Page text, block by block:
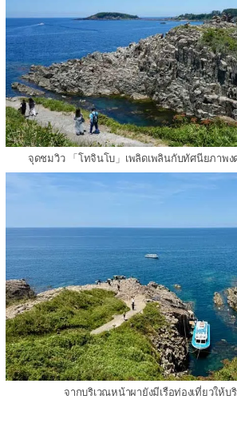
จุดชมวิว 「โทจินโบ」เพลิดเพลินกับทัศนียภาพ
จากบริเวณหน้าผายังมีเรือท่องเที่ยวให้บ